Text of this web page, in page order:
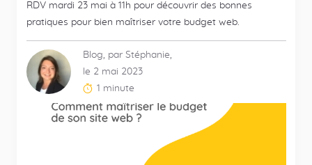
RDV mardi 23 mai à 11h pour découvrir des bonnes
pratiques pour bien maîtriser votre budget web.
Blog, par Stéphanie,
le 2 mai 2023
Temps
de
1 minute